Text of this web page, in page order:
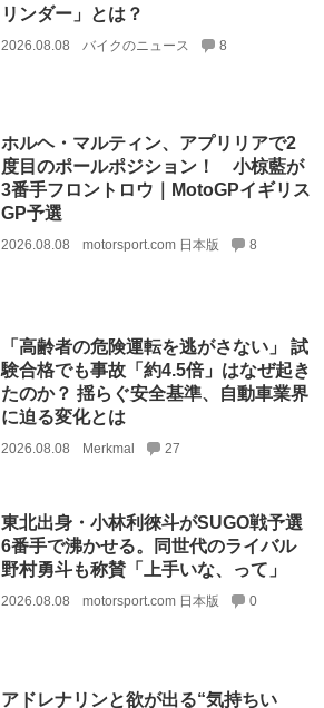
リンダー」とは？
2026.08.08 バイクのニュース 8
ホルヘ・マルティン、アプリリアで2
度目のポールポジション！ 小椋藍が
3番手フロントロウ｜MotoGPイギリス
GP予選
2026.08.08 motorsport.com 日本版 8
「高齢者の危険運転を逃がさない」 試
験合格でも事故「約4.5倍」はなぜ起き
たのか？ 揺らぐ安全基準、自動車業界
に迫る変化とは
2026.08.08 Merkmal 27
東北出身・小林利徠斗がSUGO戦予選
6番手で沸かせる。同世代のライバル
野村勇斗も称賛「上手いな、って」
2026.08.08 motorsport.com 日本版 0
アドレナリンと欲が出る“気持ちい